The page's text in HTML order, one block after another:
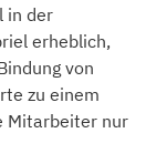
in der
erheblich,
von
zu einem
Mitarbeiter nur